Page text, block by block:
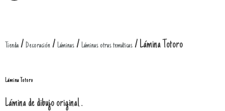
Tienda / Decoración / Láminas / Láminas otras temáticas / Lámina Totoro
Lámina Totoro
Lámina de dibujo original .